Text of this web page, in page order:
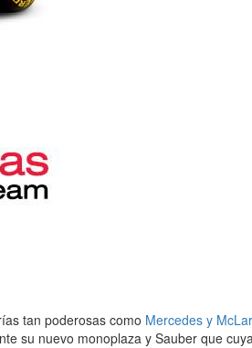
tan poderosas como Mercedes y
su nuevo monoplaza y Sauber que